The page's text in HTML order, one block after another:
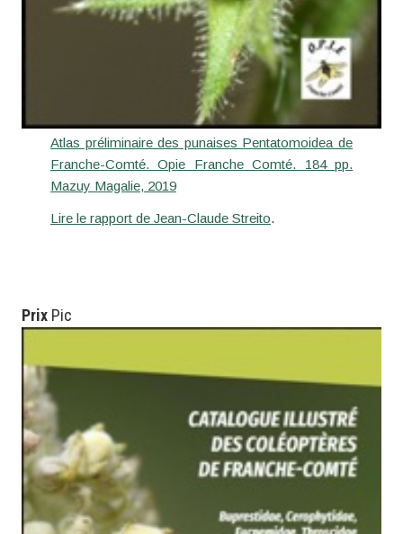
Atlas préliminaire des punaises Pentatomoidea de
Franche-Comté. Opie Franche Comté. 184 pp.
Mazuy Magalie, 2019
Lire le rapport de Jean-Claude Streito.
Prix Pic